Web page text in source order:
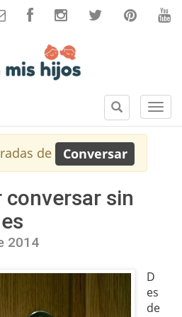
S
e
B
u
s
c
a
de Conversar
conversar sin
2014
D
es
de